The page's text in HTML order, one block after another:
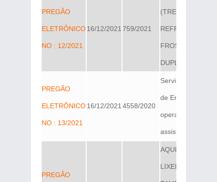
PREGÃO
ELETRÔNICO
NO : 12/2021
16/12/2021 759/2021
(TREZE)
FROST FREE
DUPLEX....
PREGÃO
ELETRÔNICO
NO : 13/2021
16/12/2021 4558/2020
Serviços Comuns
de Engenharia
operação,
assistência téc...
PREGÃO
AQUISIÇÃO
LIXEIRAS COM